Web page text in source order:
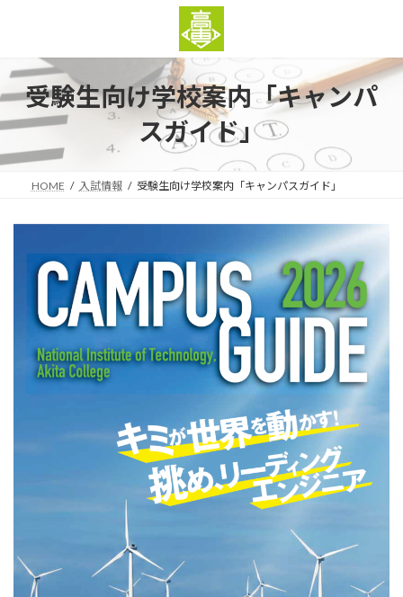
ツ
へ
ス
キ
ッ
プ
シ
ョ
ン
に
移
動
受験生向け学校案内「キャンパ
スガイド」
HOME 入試情報 受験生向け学校案内「キャンパスガイド」